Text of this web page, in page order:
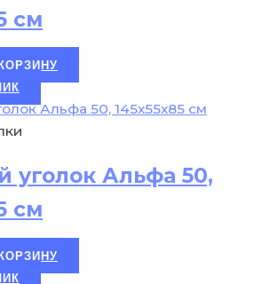
см
уголок Альфа 50,
см